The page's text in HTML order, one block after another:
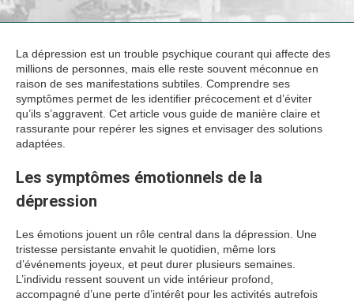
La dépression est un trouble psychique courant qui affecte des
millions de personnes, mais elle reste souvent méconnue en
raison de ses manifestations subtiles. Comprendre ses
symptômes permet de les identifier précocement et d’éviter
qu’ils s’aggravent. Cet article vous guide de manière claire et
rassurante pour repérer les signes et envisager des solutions
adaptées.
Les symptômes émotionnels de la
dépression
Les émotions jouent un rôle central dans la dépression. Une
tristesse persistante envahit le quotidien, même lors
d’événements joyeux, et peut durer plusieurs semaines.
L’individu ressent souvent un vide intérieur profond,
accompagné d’une perte d’intérêt pour les activités autrefois